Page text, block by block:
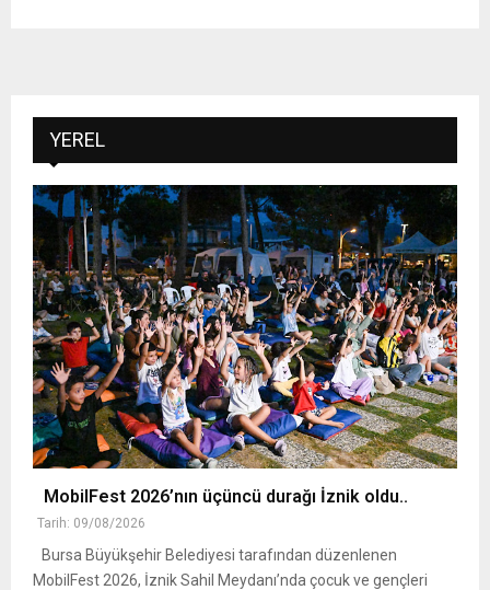
YEREL
MobilFest 2026’nın üçüncü durağı İznik oldu..
Tarih: 09/08/2026
Bursa Büyükşehir Belediyesi tarafından düzenlenen
MobilFest 2026, İznik Sahil Meydanı’nda çocuk ve gençleri